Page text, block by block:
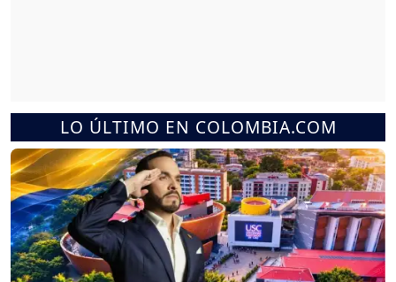
LO ÚLTIMO EN COLOMBIA.COM